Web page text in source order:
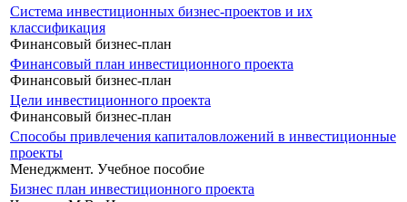
Система инвестиционных бизнес-проектов и их
классификация
Финансовый бизнес-план
Финансовый план инвестиционного проекта
Финансовый бизнес-план
Цели инвестиционного проекта
Финансовый бизнес-план
Способы привлечения капиталовложений в инвестиционные
проекты
Менеджмент. Учебное пособие
Бизнес план инвестиционного проекта